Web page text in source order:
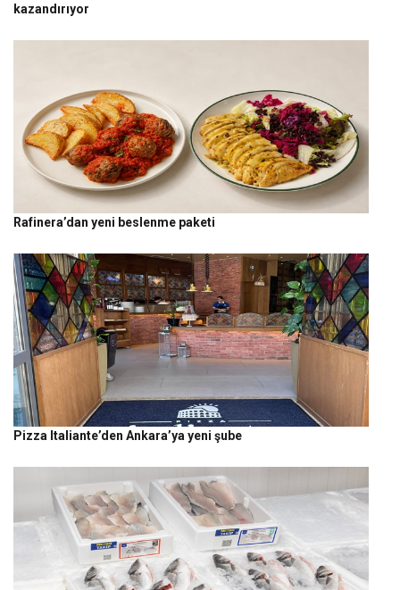
kazandırıyor
Rafinera’dan yeni beslenme paketi
Pizza Italiante’den Ankara’ya yeni şube